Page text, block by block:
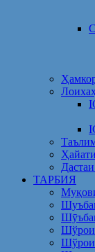
ТАРБИЯ
Шўрои
Шўрои